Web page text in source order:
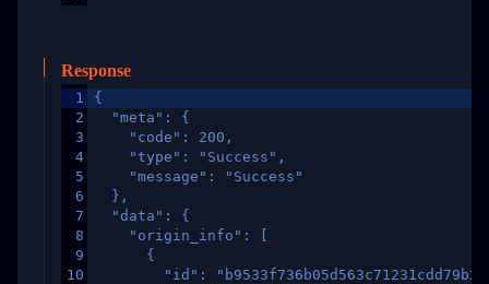
Response
1
2
3
4
5
6
7
8
9
10
{
  "meta": {
    "code": 200,
    "type": "Success",
    "message": "Success"
  },
  "data": {
    "origin_info": [
      {
"id":